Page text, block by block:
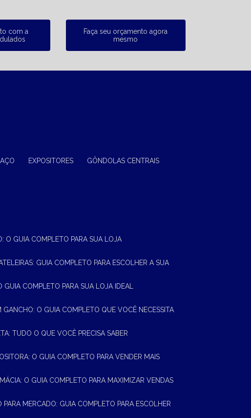
com a
Faça seu orçamento agora
mesmo
EXPOSITORES GÔNDOLAS CENTRAIS
O GUIA COMPLETO PARA SUA LOJA
GUIA COMPLETO PARA ESCOLHER A SUA
GUIA COMPLETO PARA SUA LOJA IDEAL
GANCHO: O GUIA COMPLETO QUE VOCÊ NECESSITA
TUDO O QUE VOCÊ PRECISA SABER
O GUIA COMPLETO PARA VENDER MAIS
O GUIA COMPLETO PARA MAXIMIZAR VENDAS
PARA MERCADO: GUIA COMPLETO PARA ESCOLHER